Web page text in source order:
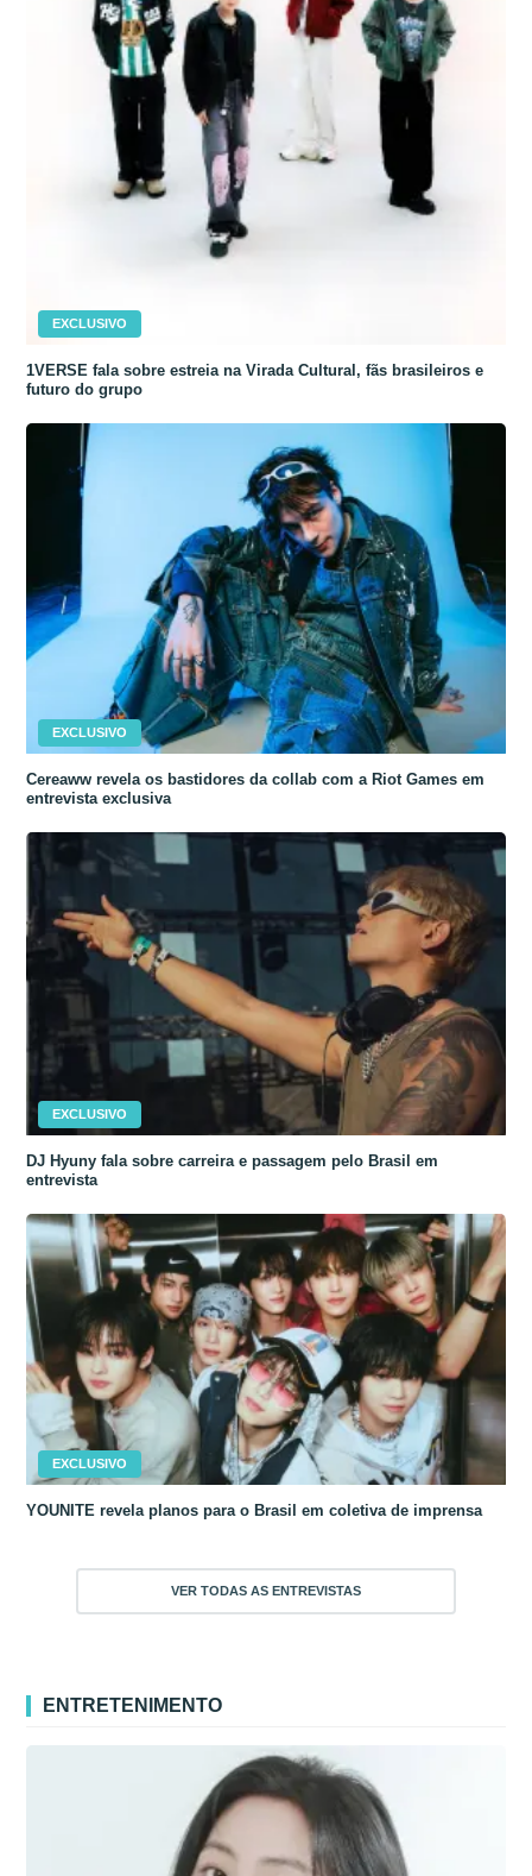
EXCLUSIVO
1VERSE fala sobre estreia na Virada Cultural, fãs brasileiros e
futuro do grupo
EXCLUSIVO
Cereaww revela os bastidores da collab com a Riot Games em
entrevista exclusiva
EXCLUSIVO
DJ Hyuny fala sobre carreira e passagem pelo Brasil em
entrevista
EXCLUSIVO
YOUNITE revela planos para o Brasil em coletiva de imprensa
VER TODAS AS ENTREVISTAS
ENTRETENIMENTO